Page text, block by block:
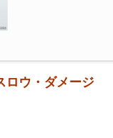
ロウ・ダメージ